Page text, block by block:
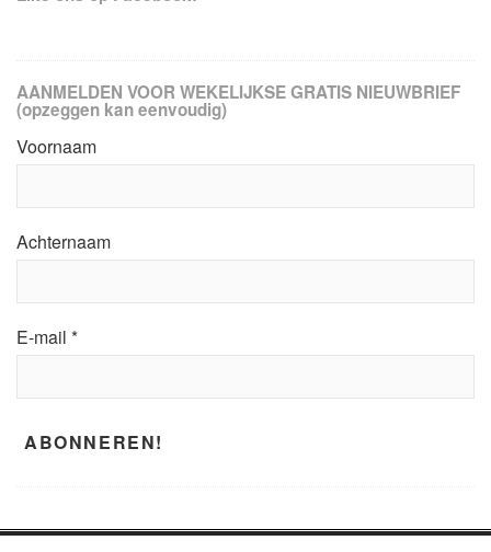
AANMELDEN VOOR WEKELIJKSE GRATIS NIEUWBRIEF
(opzeggen kan eenvoudig)
Voornaam
Achternaam
E-mail *